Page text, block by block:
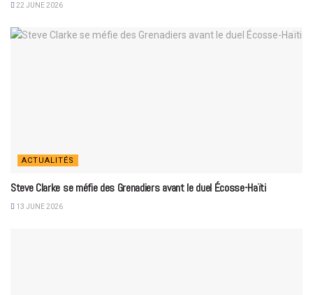
22 JUNE 2026
ACTUALITÉS
Steve Clarke se méfie des Grenadiers avant le duel Écosse-Haïti
13 JUNE 2026